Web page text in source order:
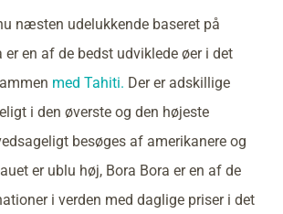
næsten udelukkende baseret på
er en af de bedst udviklede øer i det
med Tahiti. Der er adskillige
i den øverste og den højeste
besøges af amerikanere og
er ublu høj, Bora Bora er en af de
i verden med daglige priser i det